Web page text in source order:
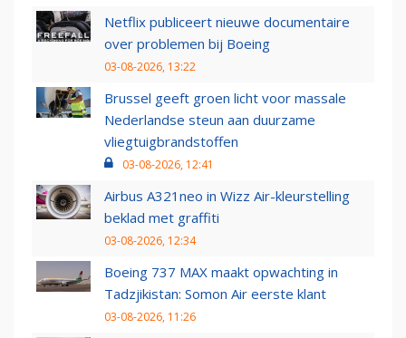
Netflix publiceert nieuwe documentaire
over problemen bij Boeing
03-08-2026, 13:22
Brussel geeft groen licht voor massale
Nederlandse steun aan duurzame
vliegtuigbrandstoffen
03-08-2026, 12:41
Airbus A321neo in Wizz Air-kleurstelling
beklad met graffiti
03-08-2026, 12:34
Boeing 737 MAX maakt opwachting in
Tadzjikistan: Somon Air eerste klant
03-08-2026, 11:26